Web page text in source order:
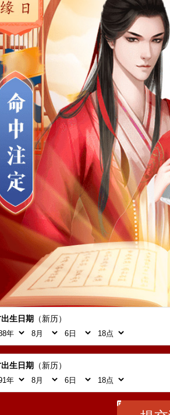
生日期 （ 新历 ）
生日期 （ 新历 ）